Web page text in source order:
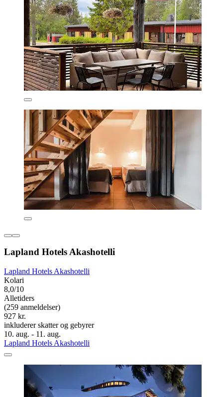
Lapland Hotels Akashotelli
Lapland Hotels Akashotelli
Kolari
8,0/10
Alletiders
(259 anmeldelser)
927 kr.
inkluderer skatter og gebyrer
10. aug. - 11. aug.
Lapland Hotels Akashotelli